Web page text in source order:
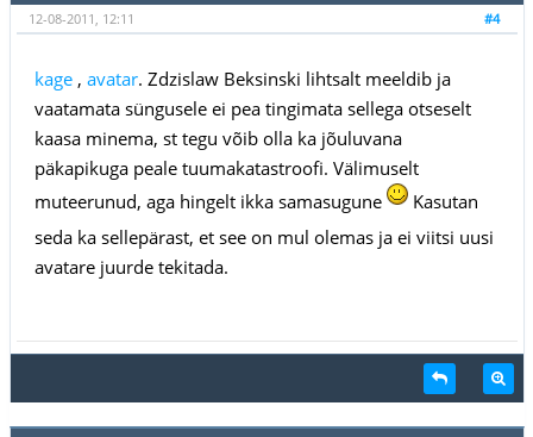
#4
12-08-2011, 12:11
kage, avatar. Zdzislaw Beksinski lihtsalt meeldib ja
vaatamata süngusele ei pea tingimata sellega otseselt
kaasa minema, st tegu võib olla ka jõuluvana
päkapikuga peale tuumakatastroofi. Välimuselt
muteerunud, aga hingelt ikka samasugune
Kasutan
seda ka sellepärast, et see on mul olemas ja ei viitsi uusi
avatare juurde tekitada.